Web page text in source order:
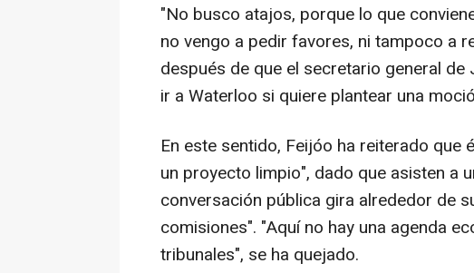
"No busco atajos, porque lo que
no vengo a pedir favores, ni tampoco a
después de que el secretario general
ir a Waterloo si quiere plantear una
En este sentido, Feijóo ha reiterado que
un proyecto limpio", dado que asisten a
conversación pública gira alrededor de
comisiones". "Aquí no hay una agenda
tribunales", se ha quejado.